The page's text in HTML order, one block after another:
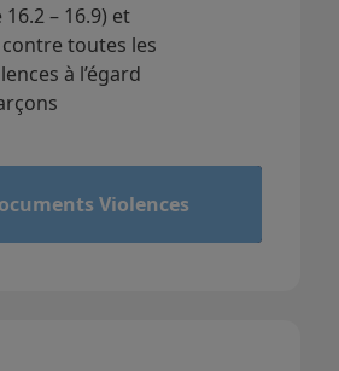
– 16.9) et
toutes les
à l’égard
Violences